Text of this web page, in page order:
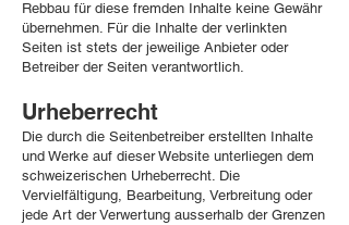
Rebbau für diese fremden Inhalte keine Gewähr
übernehmen. Für die Inhalte der verlinkten
Seiten ist stets der jeweilige Anbieter oder
Betreiber der Seiten verantwortlich.
Urheberrecht
Die durch die Seitenbetreiber erstellten Inhalte
und Werke auf dieser Website unterliegen dem
schweizerischen Urheberrecht. Die
Vervielfältigung, Bearbeitung, Verbreitung oder
jede Art der Verwertung ausserhalb der Grenzen